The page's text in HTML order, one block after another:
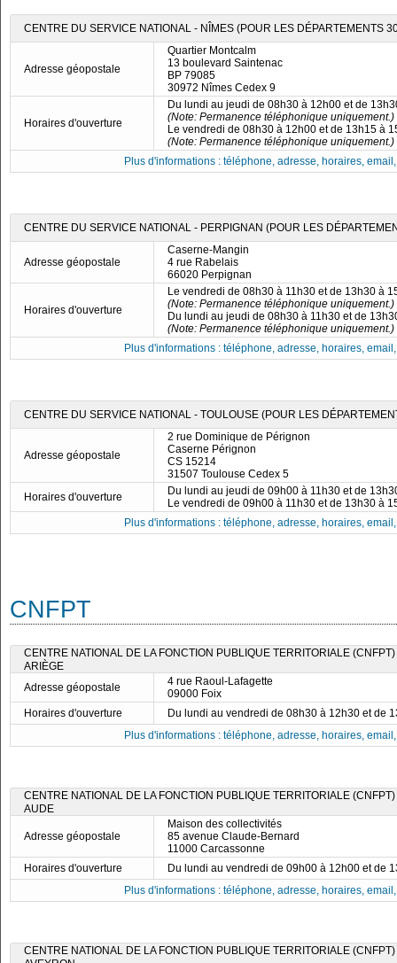
CENTRE DU SERVICE NATIONAL - NÎMES (POUR LES DÉPARTEMENTS
Adresse géopostale
Quartier Montcalm
13 boulevard Saintenac
BP 79085
30972 Nîmes Cedex 9
Horaires d'ouverture
Du lundi au jeudi de 08h30 à 12h00 et de
(Note: Permanence téléphonique uniquement.)
Le vendredi de 08h30 à 12h00 et de 13h15 à
(Note: Permanence téléphonique uniquement.)
Plus d'informations : téléphone, adresse, horaires,
CENTRE DU SERVICE NATIONAL - PERPIGNAN (POUR LES
Adresse géopostale
Caserne-Mangin
4 rue Rabelais
66020 Perpignan
Horaires d'ouverture
Le vendredi de 08h30 à 11h30 et de 13h30 à
(Note: Permanence téléphonique uniquement.)
Du lundi au jeudi de 08h30 à 11h30 et de
(Note: Permanence téléphonique uniquement.)
Plus d'informations : téléphone, adresse, horaires,
CENTRE DU SERVICE NATIONAL - TOULOUSE (POUR LES
Adresse géopostale
2 rue Dominique de Pérignon
Caserne Pérignon
CS 15214
31507 Toulouse Cedex 5
Horaires d'ouverture
Du lundi au jeudi de 09h00 à 11h30 et de
Le vendredi de 09h00 à 11h30 et de 13h30 à
Plus d'informations : téléphone, adresse, horaires,
CNFPT
CENTRE NATIONAL DE LA FONCTION PUBLIQUE TERRITORIALE
ARIÈGE
Adresse géopostale
4 rue Raoul-Lafagette
09000 Foix
Horaires d'ouverture
Du lundi au vendredi de 08h30 à 12h30 et de
Plus d'informations : téléphone, adresse, horaires,
CENTRE NATIONAL DE LA FONCTION PUBLIQUE TERRITORIALE
AUDE
Adresse géopostale
Maison des collectivités
85 avenue Claude-Bernard
11000 Carcassonne
Horaires d'ouverture
Du lundi au vendredi de 09h00 à 12h00 et de
Plus d'informations : téléphone, adresse, horaires,
CENTRE NATIONAL DE LA FONCTION PUBLIQUE TERRITORIALE